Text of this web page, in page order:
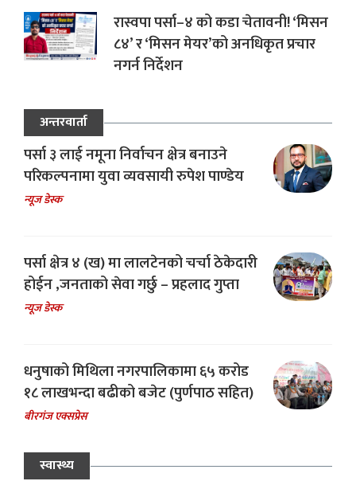
रास्वपा पर्सा–४ को कडा चेतावनी! ‘मिसन
८४’ र ‘मिसन मेयर’को अनधिकृत प्रचार
नगर्न निर्देशन
अन्तरवार्ता
पर्सा ३ लाई नमूना निर्वाचन क्षेत्र बनाउने
परिकल्पनामा युवा व्यवसायी रुपेश पाण्डेय
न्यूज डेस्क
पर्सा क्षेत्र ४ (ख) मा लालटेनको चर्चा ठेकेदारी
होईन ,जनताको सेवा गर्छु – प्रहलाद गुप्ता
न्यूज डेस्क
धनुषाको मिथिला नगरपालिकामा ६५ करोड
१८ लाखभन्दा बढीको बजेट (पुर्णपाठ सहित)
बीरगंज एक्सप्रेस
स्वास्थ्य